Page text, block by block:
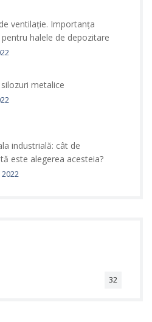
ventilație. Importanța
halele de depozitare
metalice
industrială: cât de
este alegerea acesteia?
32